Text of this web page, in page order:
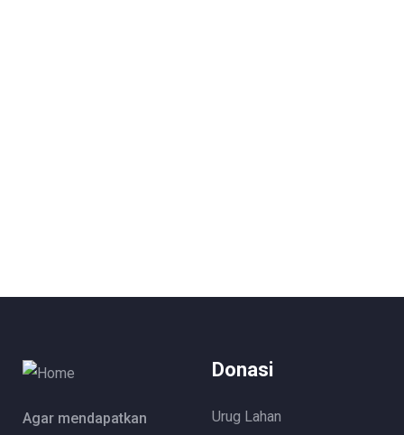
Agar mendapatkan
Donasi
Urug Lahan